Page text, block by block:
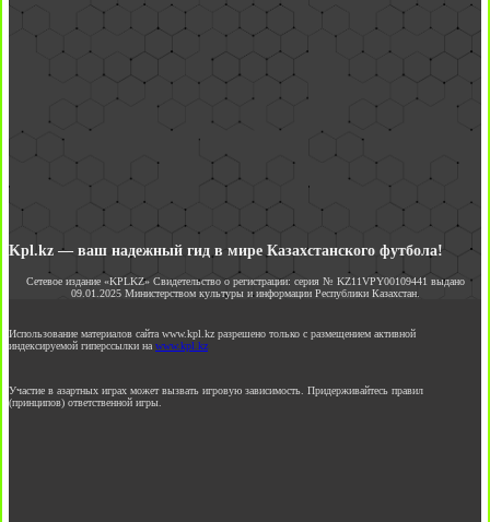
Kpl.kz — ваш надежный гид в мире Казахстанского футбола!
Сетевое издание «KPLKZ» Свидетельство о регистрации: серия № KZ11VPY00109441 выдано
09.01.2025 Министерством культуры и информации Республики Казахстан.
Использование материалов сайта www.kpl.kz разрешено только с размещением активной
индексируемой гиперссылки на www.kpl.kz
Участие в азартных играх может вызвать игровую зависимость. Придерживайтесь правил
(принципов) ответственной игры.